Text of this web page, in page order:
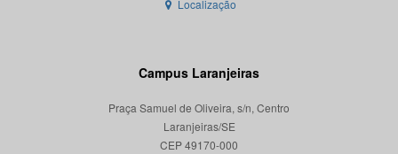
Localização
Campus Laranjeiras
Praça Samuel de Oliveira, s/n, Centro
Laranjeiras/SE
CEP 49170-000